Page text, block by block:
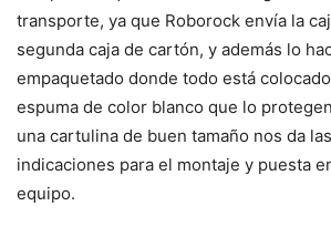
transporte, ya que Roborock envía la
segunda caja de cartón, y además lo
empaquetado donde todo está
espuma de color blanco que lo
una cartulina de buen tamaño nos da
indicaciones para el montaje y puesta
equipo.